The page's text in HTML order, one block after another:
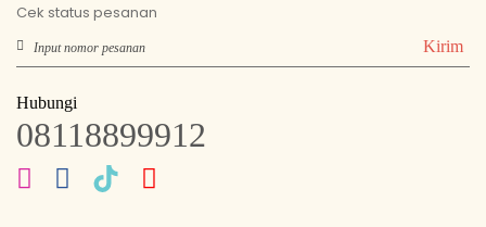
Cek status pesanan
Kirim
Hubungi
08118899912